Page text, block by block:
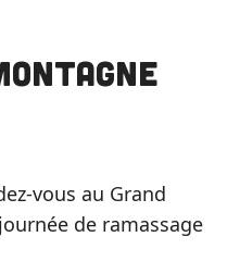
vous au Grand
de ramassage